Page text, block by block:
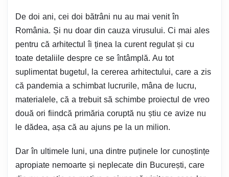
De doi ani, cei doi bătrâni nu au mai venit în
România. Și nu doar din cauza virusului. Ci mai ales
pentru că arhitectul îi ținea la curent regulat și cu
toate detaliile despre ce se întâmplă. Au tot
suplimentat bugetul, la cererea arhitectului, care a zis
că pandemia a schimbat lucrurile, mâna de lucru,
materialele, că a trebuit să schimbe proiectul de vreo
două ori fiindcă primăria coruptă nu știu ce avize nu
le dădea, așa că au ajuns pe la un milion.
Dar în ultimele luni, una dintre puținele lor cunoștințe
apropiate nemoarte și neplecate din București, care